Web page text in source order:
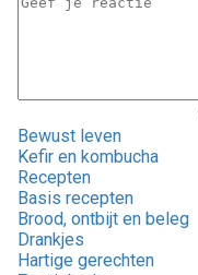
Bewust leven
Kefir en kombucha
Recepten
Basis recepten
Brood, ontbijt en beleg
Drankjes
Hartige gerechten